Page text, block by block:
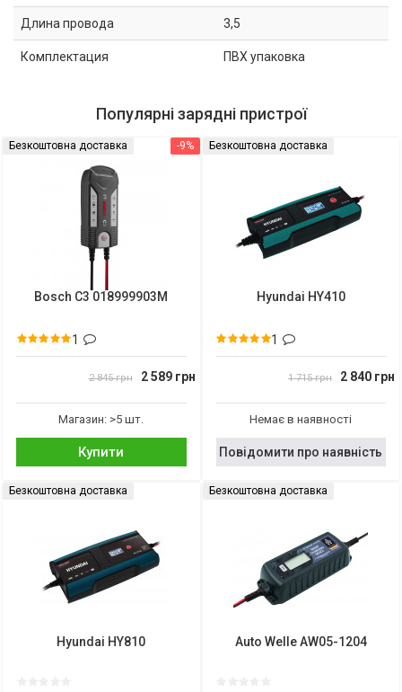
Длина провода 3,5
Комплектация ПВХ упаковка
Популярні зарядні пристрої
-9%
Безкоштовна доставка
Bosch C3 018999903M
1
2 845 грн 2 589 грн
Магазин: >5 шт.
Купити
Безкоштовна доставка
Hyundai HY410
1
1 715 грн 2 840 грн
Немає в наявності
Повідомити про наявність
Безкоштовна доставка
Hyundai HY810
Безкоштовна доставка
Auto Welle AW05-1204